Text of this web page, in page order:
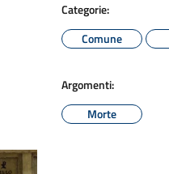
Categorie:
Comune
Argomenti:
Morte